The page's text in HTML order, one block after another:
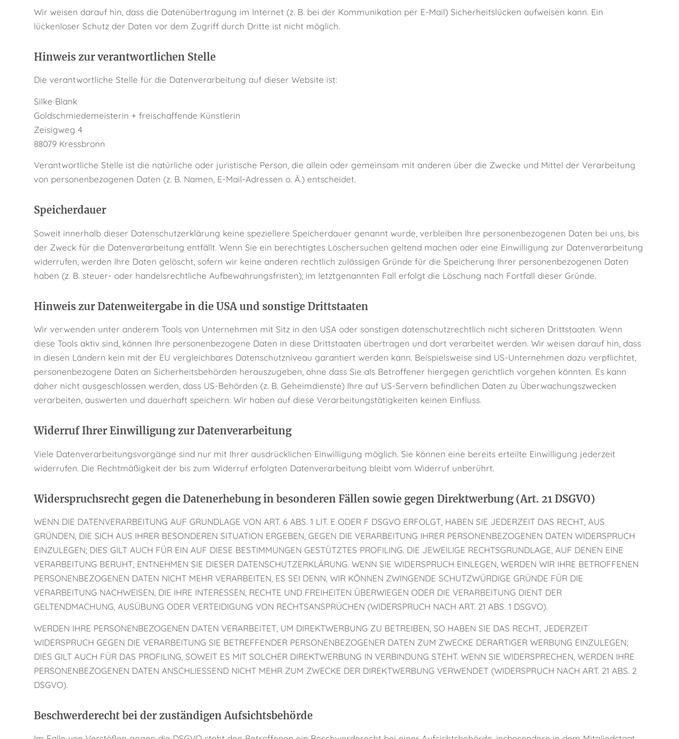
Wir weisen darauf hin, dass die Datenübertragung im Internet (z. B. bei der Kommunikation per E-Mail) Sicherheitslücken aufweisen kann. Ein
lückenloser Schutz der Daten vor dem Zugriff durch Dritte ist nicht möglich.
Hinweis zur verantwortlichen Stelle
Die verantwortliche Stelle für die Datenverarbeitung auf dieser Website ist:
Silke Blank
Goldschmiedemeisterin + freischaffende Künstlerin
Zeisigweg 4
88079 Kressbronn
Verantwortliche Stelle ist die natürliche oder juristische Person, die allein oder gemeinsam mit anderen über die Zwecke und Mittel der Verarbeitung
von personenbezogenen Daten (z. B. Namen, E-Mail-Adressen o. Ä.) entscheidet.
Speicherdauer
Soweit innerhalb dieser Datenschutzerklärung keine speziellere Speicherdauer genannt wurde, verbleiben Ihre personenbezogenen Daten bei uns, bis
der Zweck für die Datenverarbeitung entfällt. Wenn Sie ein berechtigtes Löschersuchen geltend machen oder eine Einwilligung zur Datenverarbeitung
widerrufen, werden Ihre Daten gelöscht, sofern wir keine anderen rechtlich zulässigen Gründe für die Speicherung Ihrer personenbezogenen Daten
haben (z. B. steuer- oder handelsrechtliche Aufbewahrungsfristen); im letztgenannten Fall erfolgt die Löschung nach Fortfall dieser Gründe.
Hinweis zur Datenweitergabe in die USA und sonstige Drittstaaten
Wir verwenden unter anderem Tools von Unternehmen mit Sitz in den USA oder sonstigen datenschutzrechtlich nicht sicheren Drittstaaten. Wenn
diese Tools aktiv sind, können Ihre personenbezogene Daten in diese Drittstaaten übertragen und dort verarbeitet werden. Wir weisen darauf hin, dass
in diesen Ländern kein mit der EU vergleichbares Datenschutzniveau garantiert werden kann. Beispielsweise sind US-Unternehmen dazu verpflichtet,
personenbezogene Daten an Sicherheitsbehörden herauszugeben, ohne dass Sie als Betroffener hiergegen gerichtlich vorgehen könnten. Es kann
daher nicht ausgeschlossen werden, dass US-Behörden (z. B. Geheimdienste) Ihre auf US-Servern befindlichen Daten zu Überwachungszwecken
verarbeiten, auswerten und dauerhaft speichern. Wir haben auf diese Verarbeitungstätigkeiten keinen Einfluss.
Widerruf Ihrer Einwilligung zur Datenverarbeitung
Viele Datenverarbeitungsvorgänge sind nur mit Ihrer ausdrücklichen Einwilligung möglich. Sie können eine bereits erteilte Einwilligung jederzeit
widerrufen. Die Rechtmäßigkeit der bis zum Widerruf erfolgten Datenverarbeitung bleibt vom Widerruf unberührt.
Widerspruchsrecht gegen die Datenerhebung in besonderen Fällen sowie gegen Direktwerbung (Art. 21 DSGVO)
WENN DIE DATENVERARBEITUNG AUF GRUNDLAGE VON ART. 6 ABS. 1 LIT. E ODER F DSGVO ERFOLGT, HABEN SIE JEDERZEIT DAS RECHT, AUS
GRÜNDEN, DIE SICH AUS IHRER BESONDEREN SITUATION ERGEBEN, GEGEN DIE VERARBEITUNG IHRER PERSONENBEZOGENEN DATEN WIDERSPRUCH
EINZULEGEN; DIES GILT AUCH FÜR EIN AUF DIESE BESTIMMUNGEN GESTÜTZTES PROFILING. DIE JEWEILIGE RECHTSGRUNDLAGE, AUF DENEN EINE
VERARBEITUNG BERUHT, ENTNEHMEN SIE DIESER DATENSCHUTZERKLÄRUNG. WENN SIE WIDERSPRUCH EINLEGEN, WERDEN WIR IHRE BETROFFENEN
PERSONENBEZOGENEN DATEN NICHT MEHR VERARBEITEN, ES SEI DENN, WIR KÖNNEN ZWINGENDE SCHUTZWÜRDIGE GRÜNDE FÜR DIE
VERARBEITUNG NACHWEISEN, DIE IHRE INTERESSEN, RECHTE UND FREIHEITEN ÜBERWIEGEN ODER DIE VERARBEITUNG DIENT DER
GELTENDMACHUNG, AUSÜBUNG ODER VERTEIDIGUNG VON RECHTSANSPRÜCHEN (WIDERSPRUCH NACH ART. 21 ABS. 1 DSGVO).
WERDEN IHRE PERSONENBEZOGENEN DATEN VERARBEITET, UM DIREKTWERBUNG ZU BETREIBEN, SO HABEN SIE DAS RECHT, JEDERZEIT
WIDERSPRUCH GEGEN DIE VERARBEITUNG SIE BETREFFENDER PERSONENBEZOGENER DATEN ZUM ZWECKE DERARTIGER WERBUNG EINZULEGEN;
DIES GILT AUCH FÜR DAS PROFILING, SOWEIT ES MIT SOLCHER DIREKTWERBUNG IN VERBINDUNG STEHT. WENN SIE WIDERSPRECHEN, WERDEN IHRE
PERSONENBEZOGENEN DATEN ANSCHLIESSEND NICHT MEHR ZUM ZWECKE DER DIREKTWERBUNG VERWENDET (WIDERSPRUCH NACH ART. 21 ABS. 2
DSGVO).
Beschwerde­recht bei der zuständigen Aufsichts­behörde